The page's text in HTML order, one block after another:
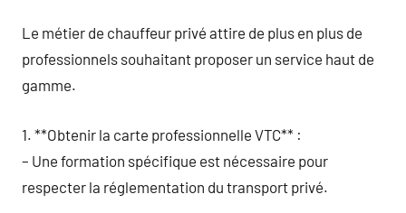
Le métier de chauffeur privé attire de plus en plus de
professionnels souhaitant proposer un service haut de
gamme.
1. **Obtenir la carte professionnelle VTC** :
– Une formation spécifique est nécessaire pour
respecter la réglementation du transport privé.